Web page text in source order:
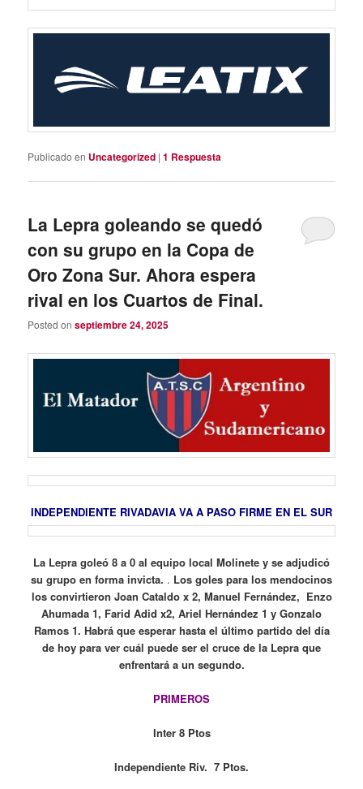
Publicado en Uncategorized |1 Respuesta
La Lepra goleando se quedó
con su grupo en la Copa de
Oro Zona Sur. Ahora espera
rival en los Cuartos de Final.
Posted onseptiembre 24, 2025
INDEPENDIENTE RIVADAVIA VA A PASO FIRME EN EL SUR
La Lepra goleó 8 a 0 al equipo local Molinete y se adjudicó
su grupo en forma invicta. . Los goles para los mendocinos
los convirtieron Joan Cataldo x 2, Manuel Fernández, Enzo
Ahumada 1, Farid Adid x2, Ariel Hernández 1 y Gonzalo
Ramos 1. Habrá que esperar hasta el último partido del día
de hoy para ver cuál puede ser el cruce de la Lepra que
enfrentará a un segundo.
PRIMEROS
Inter 8 Ptos
Independiente Riv. 7 Ptos.